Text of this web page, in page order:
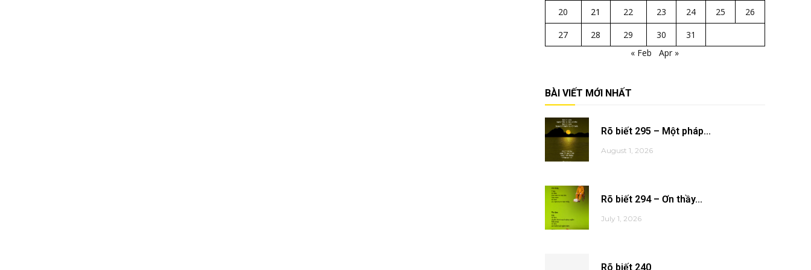
20 21 22 23 24 25
26
27
28 29 30
31
« Feb
Apr »
BÀI VIẾT MỚI NHẤT
Rõ biết 295 – Một pháp...
August 1, 2026
Rõ biết 294 – Ơn thầy...
July 1, 2026
Rõ biết 240